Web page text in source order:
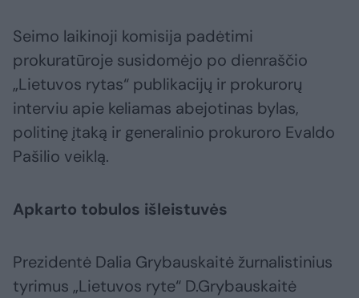
Seimo laikinoji komisija padėtimi
prokuratūroje susidomėjo po dienraščio
„Lietuvos rytas“ publikacijų ir prokurorų
interviu apie keliamas abejotinas bylas,
politinę įtaką ir generalinio prokuroro Evaldo
Pašilio veiklą.
Apkarto tobulos išleistuvės
Prezidentė Dalia Grybauskaitė žurnalistinius
tyrimus „Lietuvos ryte“ D.Grybauskaitė